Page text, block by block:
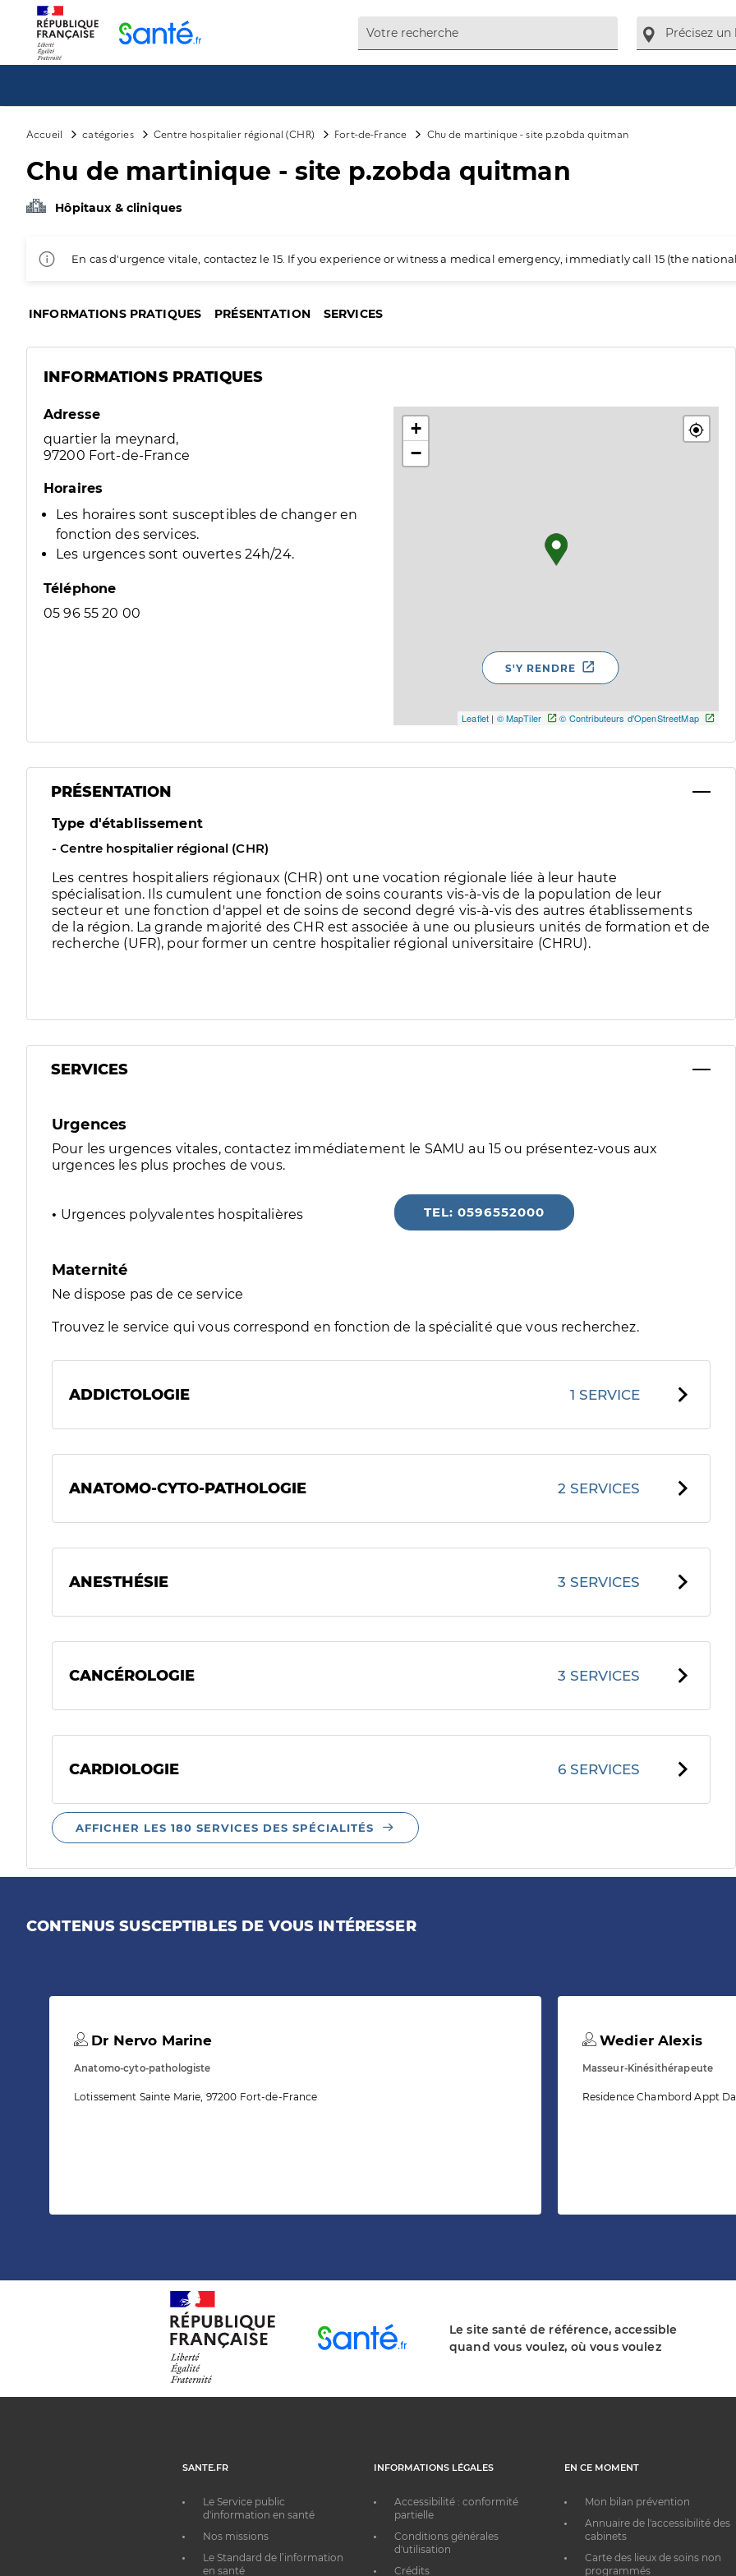
Accueil catégories Centre hospitalier régional (CHR) Fort-de-France Chu de martinique - site p.zobda quitman
Chu de martinique - site p.zobda quitman
Hôpitaux & cliniques
En cas d'urgence vitale, contactez le 15. If you experience or witness a medical emergency, immediatly call 15 (the
INFORMATIONS PRATIQUES PRÉSENTATION SERVICES
INFORMATIONS PRATIQUES
Adresse
quartier la meynard,
97200 Fort-de-France
Horaires
Les horaires sont susceptibles de changer en
fonction des services.
Les urgences sont ouvertes 24h/24.
Téléphone
05 96 55 20 00
+
−
Leaflet | © MapTiler © Contributeurs d'OpenStreetMap
S'Y RENDRE
PRÉSENTATION
Type d'établissement
- Centre hospitalier régional (CHR)
Les centres hospitaliers régionaux (CHR) ont une vocation régionale liée à leur haute
spécialisation. Ils cumulent une fonction de soins courants vis-à-vis de la population de leur
secteur et une fonction d'appel et de soins de second degré vis-à-vis des autres établissements
de la région. La grande majorité des CHR est associée à une ou plusieurs unités de formation et de
recherche (UFR), pour former un centre hospitalier régional universitaire (CHRU).
SERVICES
Urgences
Pour les urgences vitales, contactez immédiatement le SAMU au 15 ou présentez-vous aux
urgences les plus proches de vous.
Urgences polyvalentes hospitalières TEL: 0596552000
Maternité
Ne dispose pas de ce service
Trouvez le service qui vous correspond en fonction de la spécialité que vous recherchez.
ADDICTOLOGIE 1 SERVICE
ANATOMO-CYTO-PATHOLOGIE 2 SERVICES
ANESTHÉSIE 3 SERVICES
CANCÉROLOGIE 3 SERVICES
CARDIOLOGIE 6 SERVICES
AFFICHER LES 180 SERVICES DES SPÉCIALITÉS
CONTENUS SUSCEPTIBLES DE VOUS INTÉRESSER
Dr Nervo Marine
Anatomo-cyto-pathologiste
Lotissement Sainte Marie, 97200 Fort-de-France
Wedier Alexis
Masseur-Kinésithérapeute
Residence Chambord Appt
Le site santé de référence, accessible
quand vous voulez, où vous voulez
SANTE.FR
Le Service public
d'information en santé
Nos missions
Le Standard de l’information
en santé
INFORMATIONS LÉGALES
Accessibilité : conformité
partielle
Conditions générales
d'utilisation
Crédits
EN CE MOMENT
Mon bilan prévention
Annuaire de l'accessibilité des
cabinets
Carte des lieux de soins non
programmés
Panneau de gestion des cookies